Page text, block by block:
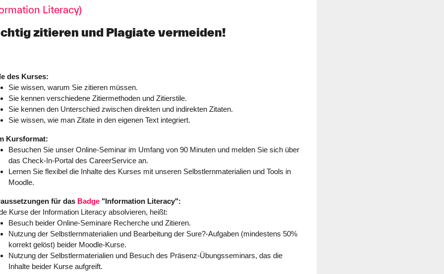
Literacy)
zitieren und Plagiate vermeiden!
des Kurses:
Sie wissen, warum Sie zitieren müssen.
Sie kennen verschiedene Zitiermethoden und Zitierstile.
Sie kennen den Unterschied zwischen direkten und indirekten Zitaten.
Sie wissen, wie man Zitate in den eigenen Text integriert.
Kursformat:
Besuchen Sie unser Online-Seminar im Umfang von 90 Minuten und melden Sie sich über
das Check-In-Portal des CareerService an.
Lernen Sie flexibel die Inhalte des Kurses mit unseren Selbstlernmaterialien und Tools in
Moodle.
für das Badge "Information Literacy":
Kurse der Information Literacy absolvieren, heißt:
Besuch beider Online-Seminare Recherche und Zitieren.
Nutzung der Selbstlernmaterialien und Bearbeitung der Sure?-Aufgaben (mindestens 50%
korrekt gelöst) beider Moodle-Kurse.
Nutzung der Selbstlermaterialien und Besuch des Präsenz-Übungsseminars, das die
Inhalte beider Kurse aufgreift.